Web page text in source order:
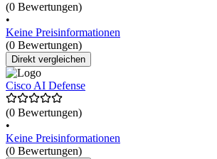
(0 Bewertungen)
•
Keine Preisinformationen
(0 Bewertungen)
Direkt vergleichen
Cisco AI Defense
(0 Bewertungen)
•
Keine Preisinformationen
(0 Bewertungen)